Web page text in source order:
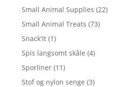
Small Animal Supplies (22)
Small Animal Treats (73)
Snack'It (1)
Spis langsomt skåle (4)
Sporliner (11)
Stof og nylon senge (3)